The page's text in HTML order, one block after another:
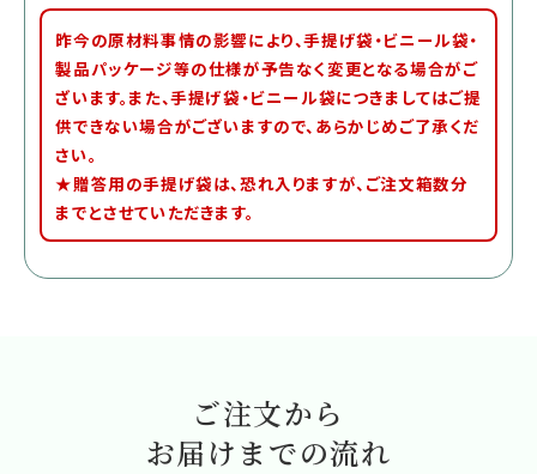
昨今の原材料事情の影響により、手提げ袋・ビニール袋・
製品パッケージ等の仕様が予告なく変更となる場合がご
ざいます。また、手提げ袋・ビニール袋につきましてはご提
供できない場合がございますので、あらかじめご了承くだ
さい。
★贈答用の手提げ袋は、恐れ入りますが、ご注文箱数分
までとさせていただきます。
ご注文から
お届けまでの流れ